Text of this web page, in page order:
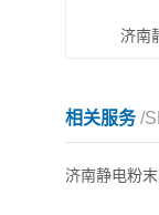
济南
相关服务/
济南静电粉